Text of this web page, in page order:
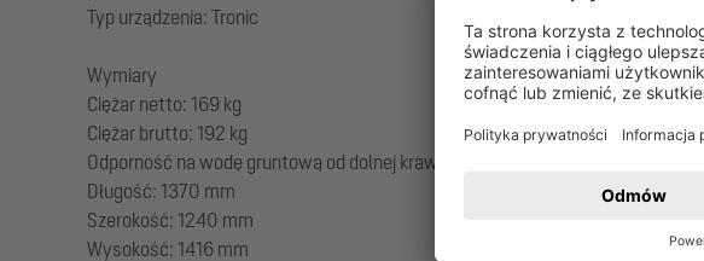
Typ urządzenia: Tronic
Wymiary
Ciężar netto: 169 kg
Ciężar brutto: 192 kg
Odporność na wodę gruntową od dolnej krawędzi dna: 3000 mm
Długość: 1370 mm
Szerokość: 1240 mm
Wysokość: 1416 mm